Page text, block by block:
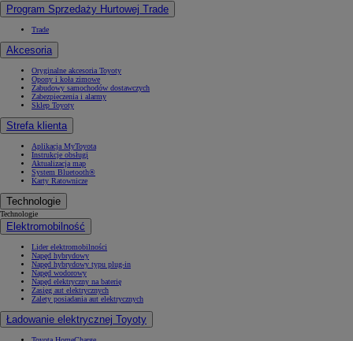
Program Sprzedaży Hurtowej Trade
Trade
Akcesoria
Oryginalne akcesoria Toyoty
Opony i koła zimowe
Zabudowy samochodów dostawczych
Zabezpieczenia i alarmy
Sklep Toyoty
Strefa klienta
Aplikacja MyToyota
Instrukcje obsługi
Aktualizacja map
System Bluetooth®
Karty Ratownicze
Technologie
Technologie
Elektromobilność
Lider elektromobilności
Napęd hybrydowy
Napęd hybrydowy typu plug-in
Napęd wodorowy
Napęd elektryczny na baterię
Zasięg aut elektrycznych
Zalety posiadania aut elektrycznych
Ładowanie elektrycznej Toyoty